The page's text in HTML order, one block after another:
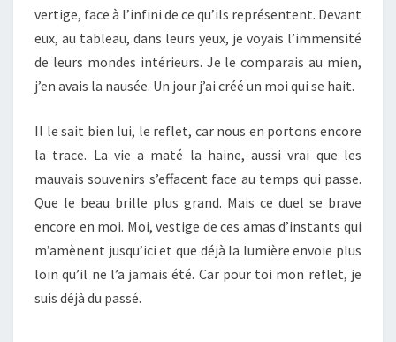
vertige, face à l’infini de ce qu’ils représentent. Devant
eux, au tableau, dans leurs yeux, je voyais l’immensité
de leurs mondes intérieurs. Je le comparais au mien,
j’en avais la nausée. Un jour j’ai créé un moi qui se hait.
Il le sait bien lui, le reflet, car nous en portons encore
la trace. La vie a maté la haine, aussi vrai que les
mauvais souvenirs s’effacent face au temps qui passe.
Que le beau brille plus grand. Mais ce duel se brave
encore en moi. Moi, vestige de ces amas d’instants qui
m’amènent jusqu’ici et que déjà la lumière envoie plus
loin qu’il ne l’a jamais été. Car pour toi mon reflet, je
suis déjà du passé.